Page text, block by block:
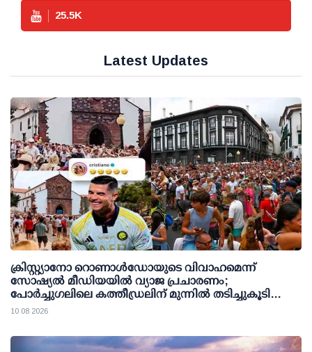
25.5K
Latest Updates
ക്രിസ്റ്റ്യാനോ റൊണാള്‍ഡോയുടെ വിവാഹമെന്ന്
സോഷ്യല്‍ മീഡിയയില്‍ വ്യാജ പ്രചാരണം;
പോര്‍ച്ചുഗലിലെ കത്തീഡ്രലിന് മുന്നില്‍ തടിച്ചുകൂടി
ജനക്കൂട്ടം
10 08 2026